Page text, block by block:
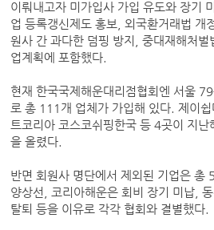
이뤄내고자 미가입사 가입 유도와 장기
업 등록갱신제도 홍보, 외국환거래법 개
원사 간 과다한 덤핑 방지, 중대재해처
업계획에 포함했다.
현재 한국국제해운대리점협회엔 서울
로 총 111개 업체가 가입해 있다. 제이
트코리아 코스코쉬핑한국 등 4곳이 지
을 올렸다.
반면 회원사 명단에서 제외된 기업은 총
양상선, 코리아해운은 회비 장기 미납,
탈퇴 등을 이유로 각각 협회와 결별했다.